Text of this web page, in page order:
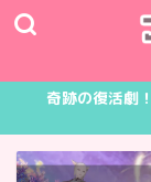
奇跡の復活劇